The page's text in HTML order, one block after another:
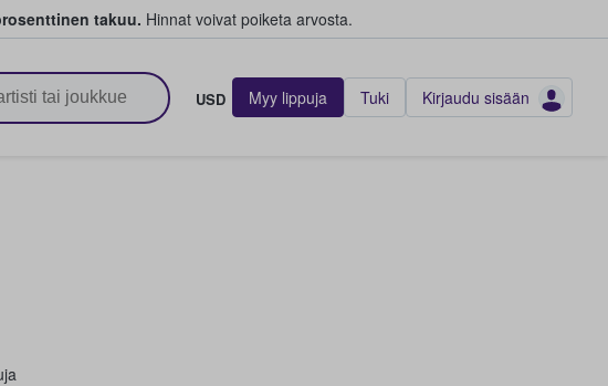
takuu. Hinnat voivat poiketa arvosta.
USD Myy lippuja Tuki Kirjaudu sisään